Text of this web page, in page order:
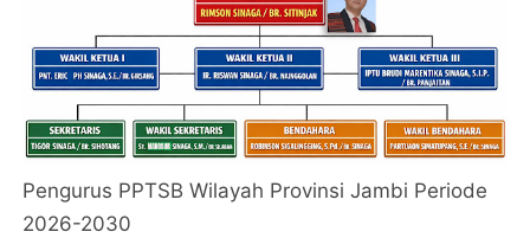
Pengurus PPTSB Wilayah Provinsi Jambi Periode
2026-2030